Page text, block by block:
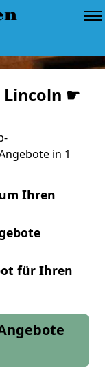
Lincoln ☛
in 1
Ihren
für Ihren